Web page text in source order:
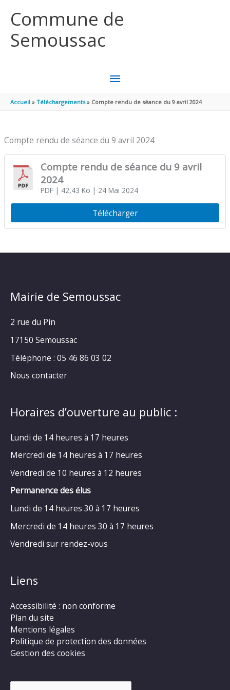
Commune de
Semoussac
MENU
PRINCIPAL
Accueil Téléchargements Compte rendu de séance du 9 avril 2024
Compte rendu de séance du 9 avril 2024
Compte rendu de séance du 9 avril
2024
PDF| 42,43 Ko | 24 Mai 2024
Télécharger
Mairie de Semoussac
2 rue du Pin
17150 Semoussac
Téléphone : 05 46 86 03 02
Nous contacter
Horaires d’ouverture au public :
Lundi de 14 heures à 17 heures
Mercredi de 14 heures à 17 heures
Vendredi de 10 heures à 12 heures
Permanence des élus
Lundi de 14 heures 30 à 17 heures
Mercredi de 14 heures 30 à 17 heures
Vendredi sur rendez-vous
Liens
Accessibilité : non conforme
Plan du site
Mentions légales
Politique de protection des données
Gestion des cookies